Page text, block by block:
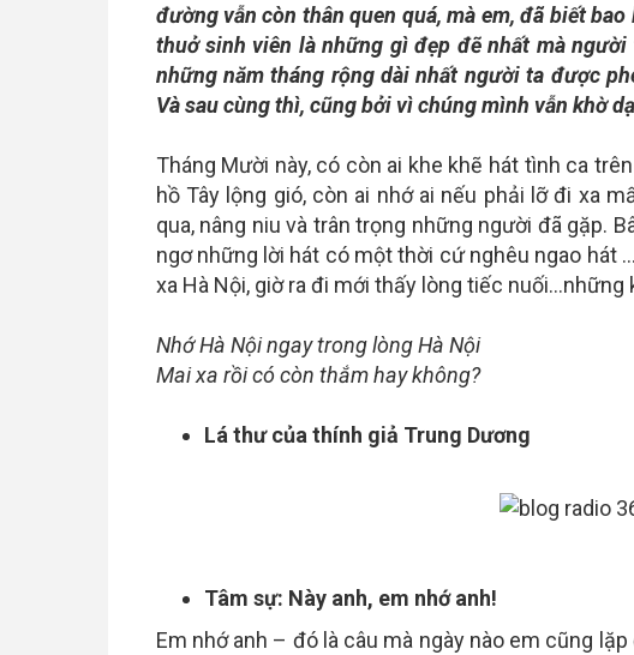
đường vẫn còn thân quen quá, mà em, đã biết
thuở sinh viên là những gì đẹp đẽ nhất mà
những năm tháng rộng dài nhất người ta được
Và sau cùng thì, cũng bởi vì chúng mình vẫn khờ
Tháng Mười này, có còn ai khe khẽ hát tình ca
hồ Tây lộng gió, còn ai nhớ ai nếu phải lỡ đi xa
qua, nâng niu và trân trọng những người đã gặp.
ngơ những lời hát có một thời cứ nghêu ngao hát
xa Hà Nội, giờ ra đi mới thấy lòng tiếc nuối…những
Nhớ Hà Nội ngay trong lòng Hà Nội
Mai xa rồi có còn thắm hay không?
Lá thư của thính giả Trung Dương
Tâm sự: Này anh, em nhớ anh!
Em nhớ anh – đó là câu mà ngày nào em cũng